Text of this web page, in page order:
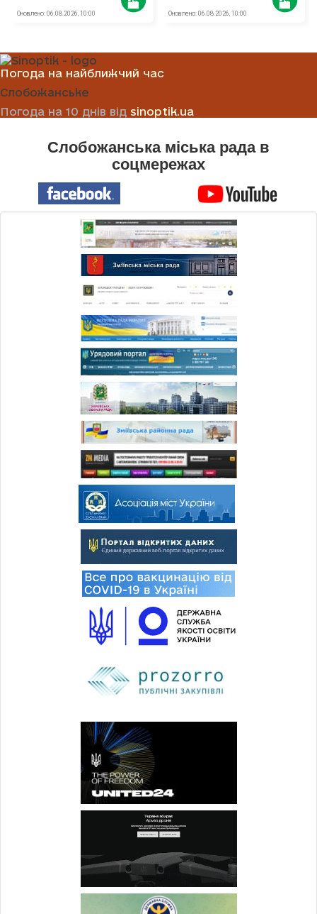
Погода на найближчий час
Слобожанське
Погода на 10 днів від sinoptik.ua
Слобожанська міська рада в
соцмережах